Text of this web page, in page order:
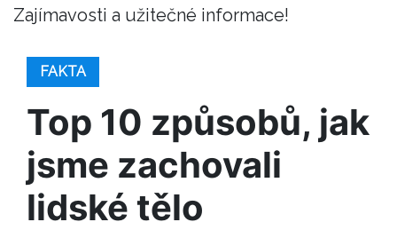
Zajímavosti a užitečné informace!
FAKTA
Top 10 způsobů, jak
jsme zachovali
lidské tělo